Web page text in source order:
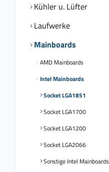
Kühler u. Lüfter
Laufwerke
Mainboards
AMD Mainboards
Intel Mainboards
Socket LGA1851
Socket LGA1700
Socket LGA1200
Socket LGA2066
Sonstige Intel Mainboards